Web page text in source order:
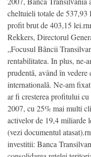
cheltuieli totale de 537,93
profit brut de 403,15
Rekkers, Directorul
„Focusul Bãncii
rentabilitatea. In plus, ne-
prudentã, având în
internationalã. Ne-am
ar fi cresterea profitului
2007, cu 25% mai multi
activelor de 19,4 miliarde
(vezi documentul
investitii: Banca